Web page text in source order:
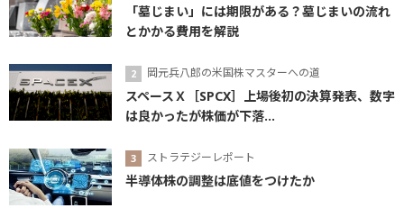
「墓じまい」には期限がある？墓じまいの流れ
とかかる費用を解説
岡元兵八郎の米国株マスターへの道
スペースＸ［SPCX］上場後初の決算発表、数字
は良かったが株価が下落...
ストラテジーレポート
半導体株の調整は底値をつけたか